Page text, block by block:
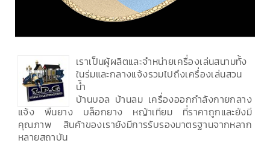
เราเป็นผู้ผลิตและจำหน่ายเครื่องเล่นสนามทั้ง
ในร่มและกลางแจ้งรวมไปถึงเครื่องเล่นสวน
น้ำ
บ้านบอล บ้านลม เครื่องออกกำลังกายกลาง
แจ้ง พื้นยาง บล็อกยาง หญ้าเทียม ที่ราคาถูกและยังมี
คุณภาพ สินค้าของเรายังมีการรับรองมาตรฐานจากหลาก
หลายสถาบัน